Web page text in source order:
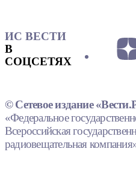
ИС ВЕСТИ
В
СОЦСЕТЯХ
© Сетевое издание
«Федеральное
Всероссийская
радиовещательная